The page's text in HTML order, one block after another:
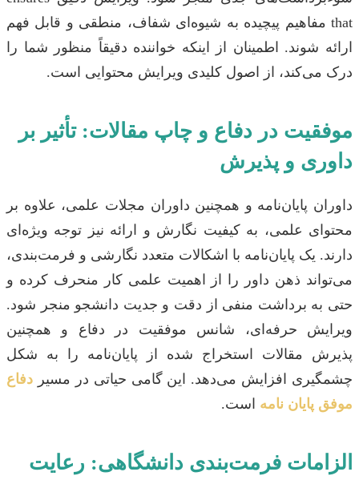
that مفاهیم پیچیده به شیوه‌ای شفاف، منطقی و قابل فهم
ارائه شوند. اطمینان از اینکه خواننده دقیقاً منظور شما را
درک می‌کند، از اصول کلیدی ویرایش محتوایی است.
موفقیت در دفاع و چاپ مقالات: تأثیر بر
داوری و پذیرش
داوران پایان‌نامه و همچنین داوران مجلات علمی، علاوه بر
محتوای علمی، به کیفیت نگارش و ارائه نیز توجه ویژه‌ای
دارند. یک پایان‌نامه با اشکالات متعدد نگارشی و فرمت‌بندی،
می‌تواند ذهن داور را از اهمیت علمی کار منحرف کرده و
حتی به برداشت منفی از دقت و جدیت دانشجو منجر شود.
ویرایش حرفه‌ای، شانس موفقیت در دفاع و همچنین
پذیرش مقالات استخراج شده از پایان‌نامه را به شکل
چشمگیری افزایش می‌دهد. این گامی حیاتی در مسیر دفاع
موفق پایان نامه است.
الزامات فرمت‌بندی دانشگاهی: رعایت